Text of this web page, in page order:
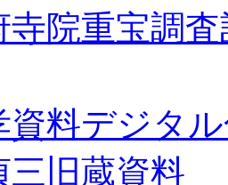
寺院重宝調
資料デジタ
三旧蔵資料